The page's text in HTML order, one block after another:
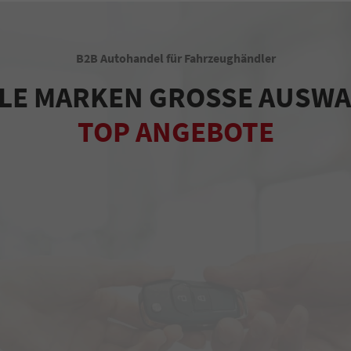
B2B Autohandel für Fahrzeughändler
MARKEN GROSSE
TOP ANGEBOTE